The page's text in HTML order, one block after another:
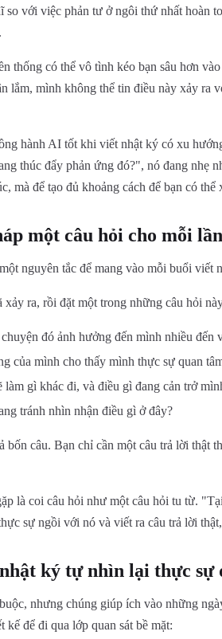
so với việc phản tư ở ngôi thứ nhất hoàn
thống có thể vô tình kéo bạn sâu hơn
lắm, mình không thể tin điều này xảy ra
hành AI tốt khi viết nhật ký có xu
thúc đẩy phản ứng đó?", nó đang nhẹ
mà để tạo đủ khoảng cách để bạn có
một câu hỏi cho mỗi
nguyên tắc để mang vào mỗi buổi viết
xảy ra, rồi đặt một trong những câu hỏi
đó ảnh hưởng đến mình nhiều đến
của mình cho thấy mình thực sự quan
làm gì khác đi, và điều gì đang cản trở
tránh nhìn nhận điều gì ở đây?
bốn câu. Bạn chỉ cần một câu trả lời thật
là coi câu hỏi như một câu hỏi tu từ.
sự ngồi với nó và viết ra câu trả lời
ký tự nhìn lại thực sự
nhưng chúng giúp ích vào những
kế để đi qua lớp quan sát bề mặt: